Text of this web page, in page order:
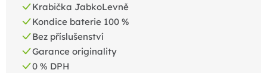
Krabička JabkoLevně
Kondice baterie 100 %
Bez příslušenství
Garance originality
0 % DPH